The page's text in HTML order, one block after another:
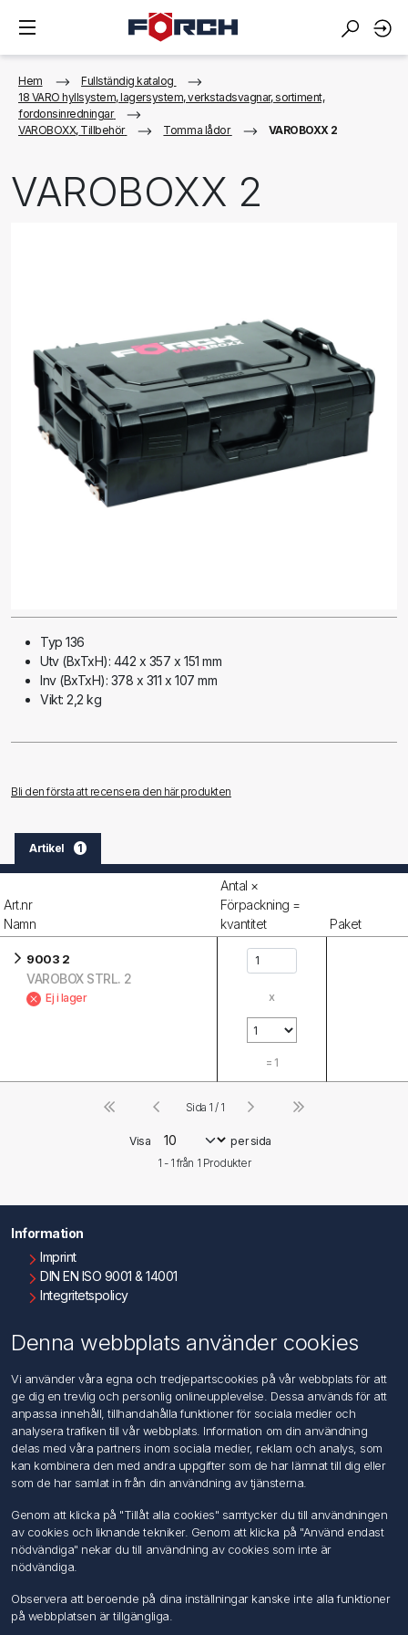
Hem
Fullständig katalog
18 VARO hyllsystem, lagersystem, verkstadsvagnar, sortiment,
fordonsinredningar
VAROBOXX, Tillbehör
Tomma lådor VAROBOXX 2
VAROBOXX 2
Typ 136
Utv (BxTxH): 442 x 357 x 151 mm
Inv (BxTxH): 378 x 311 x 107 mm
Vikt: 2,2 kg
Bli den första att recensera den här produkten
Artikel 1
Art.nr
Namn
Antal ×
Förpackning =
kvantitet
Paket
9003 2
VAROBOX STRL. 2
Ej i lager x
= 1
Visa
per sida
1 - 1 från 1 Produkter
Sida 1 / 1
Information
Imprint
DIN EN ISO 9001 & 14001
Integritetspolicy
Kontakta oss
Kundtjänst
Sök
Mitt konto
Mina ordrar
Mina adresser
Följ oss
Denna webbplats använder cookies
Vi använder våra egna och tredjepartscookies på vår webbplats för att
ge dig en trevlig och personlig onlineupplevelse. Dessa används för att
anpassa innehåll, tillhandahålla funktioner för sociala medier och
analysera trafiken till vår webbplats. Information om din användning
delas med våra partners inom sociala medier, reklam och analys, som
kan kombinera den med andra uppgifter som de har lämnat till dig eller
som de har samlat in från din användning av tjänsterna.
Genom att klicka på "Tillåt alla cookies" samtycker du till användningen
av cookies och liknande tekniker. Genom att klicka på "Använd endast
nödvändiga" nekar du till användning av cookies som inte är
nödvändiga.
Observera att beroende på dina inställningar kanske inte alla funktioner
på webbplatsen är tillgängliga.